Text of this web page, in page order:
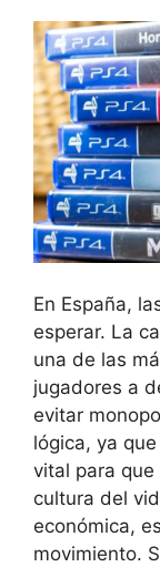
En España,
esperar. La
una de las
jugadores a
evitar
lógica, ya que
vital para
cultura del
económica,
movimiento.